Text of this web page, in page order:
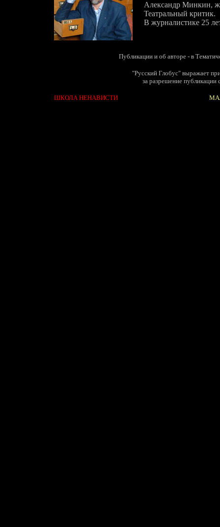
Александр Минкин,
Театральный критик.
В журналистике 25
Публикации и об авторе - в
"Русский Глобус" выражает
за разрешение публикации
ШКОЛА НЕНАВИСТИ